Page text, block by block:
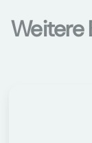
Weitere